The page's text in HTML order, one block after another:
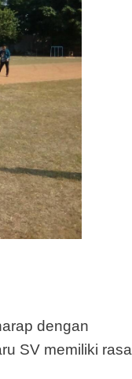
dengan
SV memiliki rasa